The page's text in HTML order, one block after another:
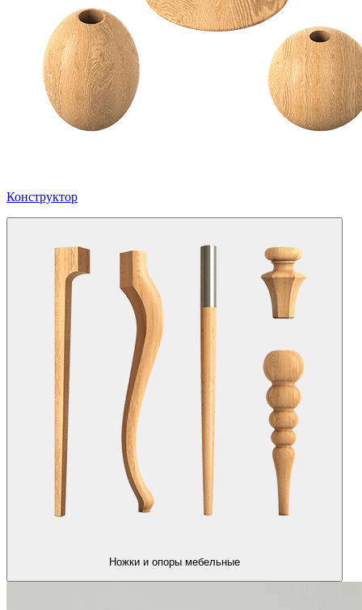
Конструктор
Ножки и опоры мебельные